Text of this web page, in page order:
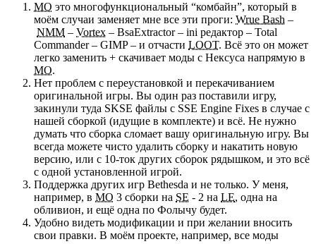
МО это многофункциональный “комбайн”, который в
моём случаи заменяет мне все эти проги: Wrue Bash –
NMM – Vortex – BsaExtractor – ini редактор – Total
Commander – GIMP – и отчасти LOOT. Всё это он может
легко заменить + скачивает моды с Нексуса напрямую в
МО.
Нет проблем с переустановкой и перекачиванием
оригинальной игры. Вы один раз поставили игру,
закинули туда SKSE файлы с SSE Engine Fixes в случае с
нашей сборкой (идущие в комплекте) и всё. Не нужно
думать что сборка сломает вашу оригинальную игру. Вы
всегда можете чисто удалить сборку и накатить новую
версию, или с 10-ток других сборок рядышком, и это всё
с одной установленной игрой.
Поддержка других игр Bethesda и не только. У меня,
например, в МО 3 сборки на SE - 2 на LE, одна на
обливион, и ещё одна по Фолычу будет.
Удобно видеть модификации и при желании вносить
свои правки. В моём проекте, например, все моды